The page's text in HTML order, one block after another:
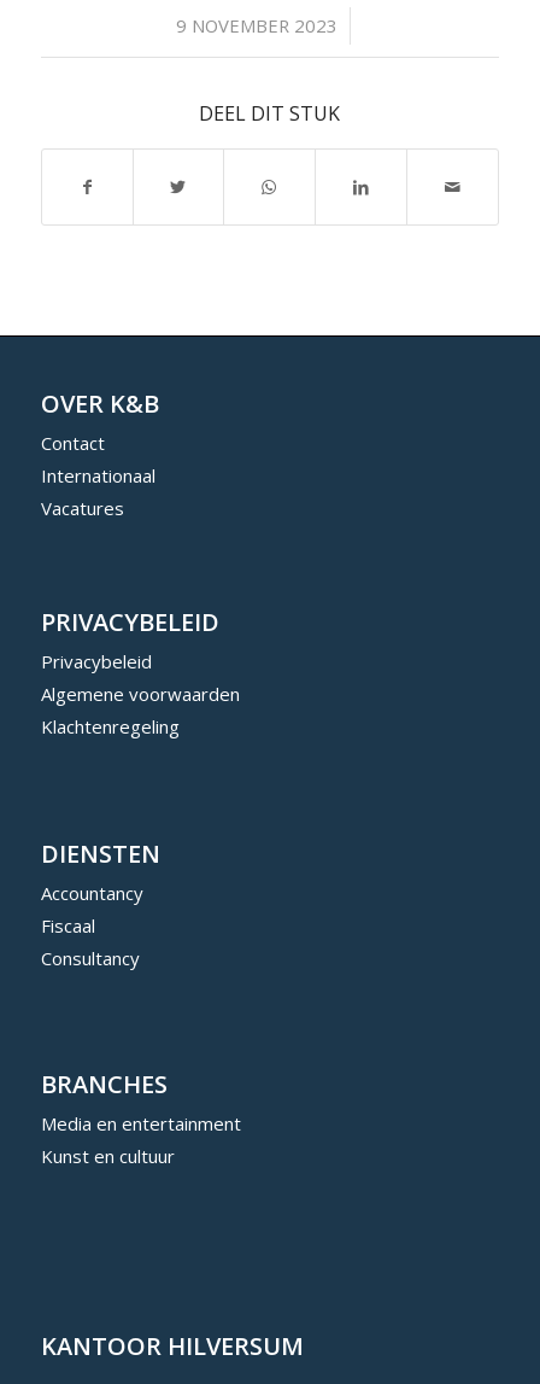
9 NOVEMBER 2023
/
DEEL DIT STUK
OVER K&B
Contact
Internationaal
Vacatures
PRIVACYBELEID
Privacybeleid
Algemene voorwaarden
Klachtenregeling
DIENSTEN
Accountancy
Fiscaal
Consultancy
BRANCHES
Media en entertainment
Kunst en cultuur
KANTOOR HILVERSUM